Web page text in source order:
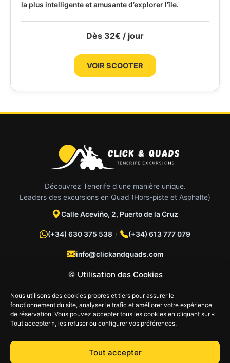
🍪 Utilisation des Cookies
Nous utilisons des cookies propres et tiers pour assurer le
fonctionnement du site, analyser le trafic et améliorer votre expérience
de réservation. Vous pouvez accepter tous les cookies en cliquant sur «
Tout accepter », les refuser ou configurer vos préférences.
Tout accepter
la plus intelligente et amusante d’explorer l’île.
Dès 32€ / jour
VOIR SCOOTER
Découvrez Tenerife d'une manière unique.
Leaders des excursions en Quad (Hors-piste et Asphalte)
Calle Aceviño, 2, Puerto de la Cruz
(+34) 630 375 538 / (+34) 613 777 079
info@clickandquads.com
NOS EXCURSIONS
Quad au Teide